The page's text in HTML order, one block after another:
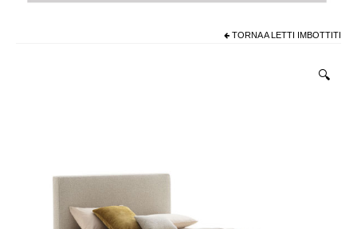
TORNA A LETTI IMBOTTITI
🔍